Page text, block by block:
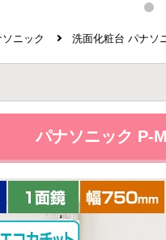
ニック 洗面化粧台 パナソ
パナソニック P-